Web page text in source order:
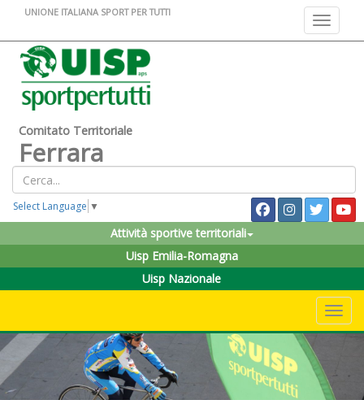
Toggle
UNIONE ITALIANA SPORT PER TUTTI
Comitato Territoriale
Ferrara
Select Language ▼
Attività sportive territoriali
Uisp Emilia-Romagna
Uisp Nazionale